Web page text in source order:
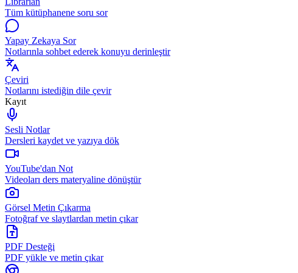
Tüm kütüphanene soru sor
Yapay Zekaya Sor
Notlarınla sohbet ederek konuyu derinleştir
Çeviri
Notlarını istediğin dile çevir
Kayıt
Sesli Notlar
Dersleri kaydet ve yazıya dök
YouTube'dan Not
Videoları ders materyaline dönüştür
Görsel Metin Çıkarma
Fotoğraf ve slaytlardan metin çıkar
PDF Desteği
PDF yükle ve metin çıkar